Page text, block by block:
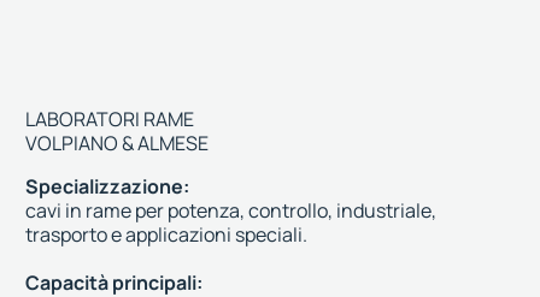
LABORATORI RAME
VOLPIANO & ALMESE
Specializzazione:
cavi in rame per potenza, controllo, industriale,
trasporto e applicazioni speciali.
Capacità principali: